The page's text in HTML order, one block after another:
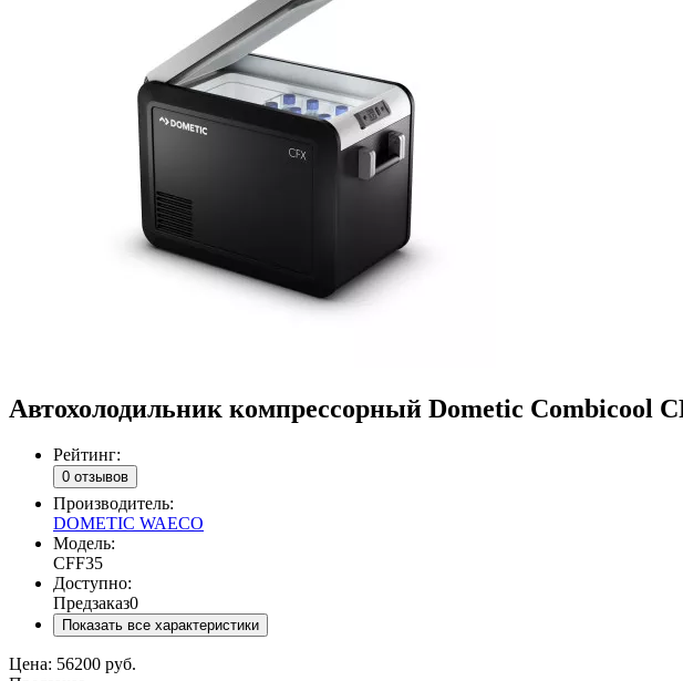
Автохолодильник компрессорный Dometic Combicool
Рейтинг:
0 отзывов
Производитель:
DOMETIC WAECO
Модель:
CFF35
Доступно:
Предзаказ0
Показать все характеристики
Цена: 56200 руб.